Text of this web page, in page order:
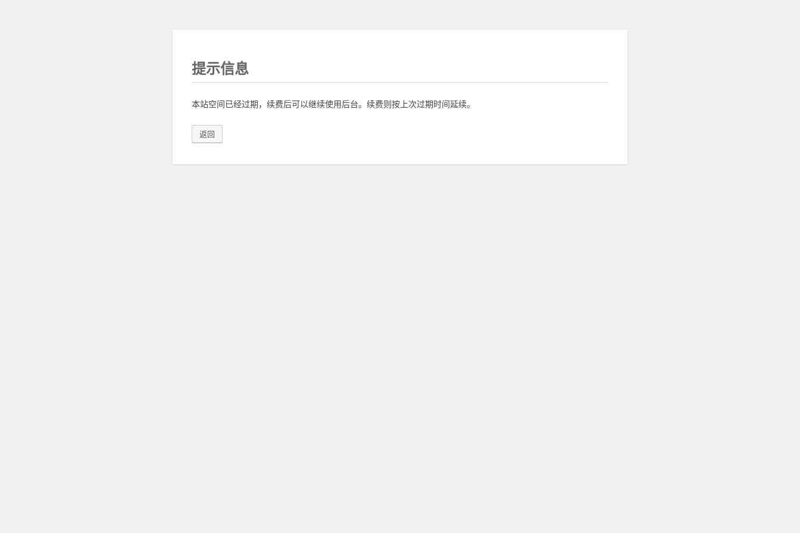
提示信息
本站空间已经过期，续费后可以继续使用后台。续费则按上次过期时间延续。
返回